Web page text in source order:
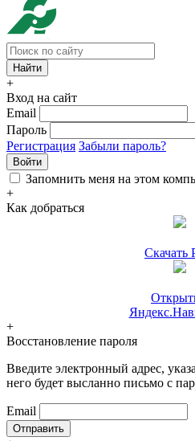
+
Вход на сайт
Email
Пароль
Регистрация Забыли пароль?
Войти
Запомнить меня на этом
+
Как добраться
Скачать
+
Восстановление пароля
Введите электронный адрес,
него будет высланно письмо с
Email